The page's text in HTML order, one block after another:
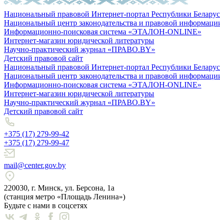
Национальный правовой Интернет-портал Республики
Национальный центр законодательства и правовой
Информационно-поисковая система «ЭТАЛОН-ONLINE»
Интернет-магазин юридической литературы
Научно-практический журнал «ПРАВО.BY»
Детский правовой сайт
Национальный правовой Интернет-портал Республики
Национальный центр законодательства и правовой
Информационно-поисковая система «ЭТАЛОН-ONLINE»
Интернет-магазин юридической литературы
Научно-практический журнал «ПРАВО.BY»
Детский правовой сайт
+375 (17) 279-99-42
+375 (17) 279-99-47
mail@center.gov.by
220030, г. Минск, ул. Берсона, 1а
(станция метро «Площадь Ленина»)
Будьте с нами в соцсетях